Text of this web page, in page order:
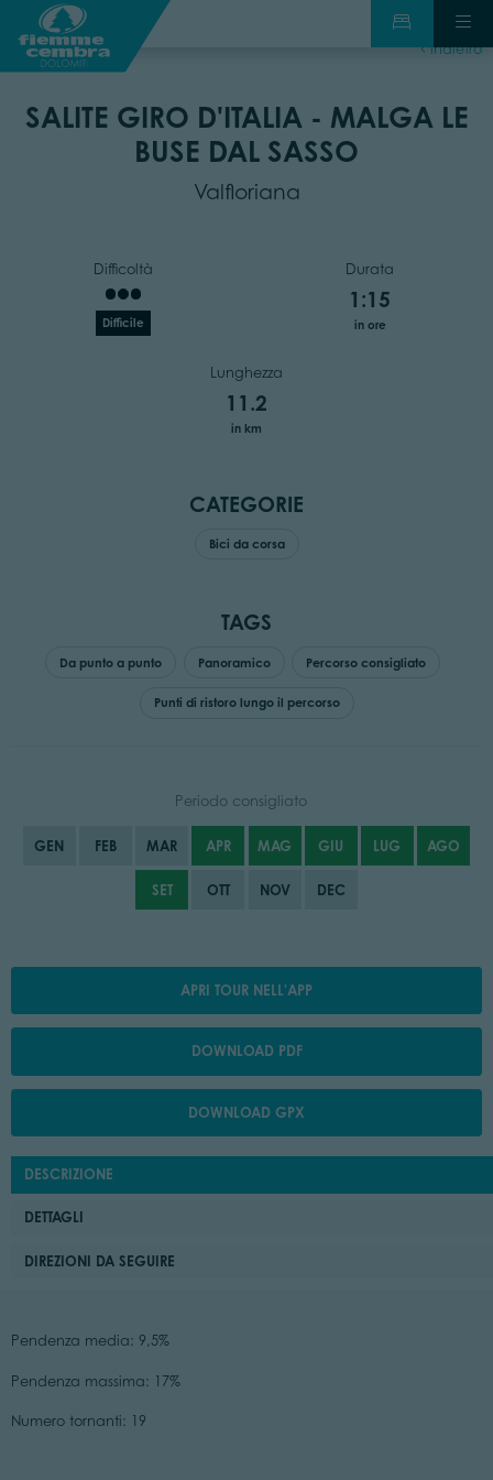
indietro
SALITE GIRO D'ITALIA - MALGA LE
BUSE DAL SASSO
Valfloriana
Difficoltà
Difficile
Durata
1:15
in ore
Lunghezza
11.2
in km
CATEGORIE
Bici da corsa
TAGS
Da punto a punto Panoramico Percorso consigliato
Punti di ristoro lungo il percorso
Periodo consigliato
GEN FEB MAR APR MAG GIU LUG AGO
SET OTT NOV DEC
APRI TOUR NELL'APP
DOWNLOAD PDF
DOWNLOAD GPX
DESCRIZIONE
DETTAGLI
DIREZIONI DA SEGUIRE
Pendenza media: 9,5%
Pendenza massima: 17%
Numero tornanti: 19